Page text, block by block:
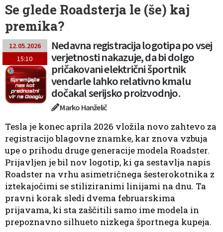
Se glede Roadsterja le (še) kaj
premika?
12.05.2026
15:10
Nedavna registracija logotipa po vsej
verjetnosti nakazuje, da bi dolgo
pričakovani električni športnik
vendarle lahko relativno kmalu
dočakal serijsko proizvodnjo.
Marko Hanželič
Tesla je konec aprila 2026 vložila novo zahtevo za
registracijo blagovne znamke, kar znova vzbuja
upe o prihodu druge generacije modela Roadster.
Prijavljen je bil nov logotip, ki ga sestavlja napis
Roadster na vrhu asimetričnega šesterokotnika z
iztekajočimi se stiliziranimi linijami na dnu. Ta
pravni korak sledi dvema februarskima
prijavama, ki sta zaščitili samo ime modela in
prepoznavno silhueto nizkega športnega kupeja.